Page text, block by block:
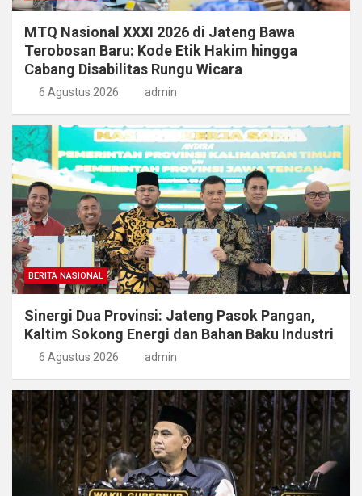
MTQ Nasional XXXI 2026 di Jateng Bawa
Terobosan Baru: Kode Etik Hakim hingga
Cabang Disabilitas Rungu Wicara
6 Agustus 2026 admin
BERITA NASIONAL
Sinergi Dua Provinsi: Jateng Pasok Pangan,
Kaltim Sokong Energi dan Bahan Baku Industri
6 Agustus 2026 admin